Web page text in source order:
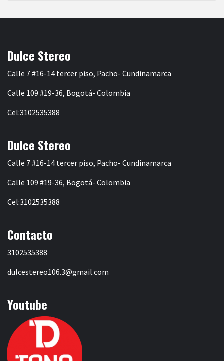
Dulce Stereo
Calle 7 #16-14 tercer piso, Pacho- Cundinamarca
Calle 109 #19-36, Bogotá- Colombia
Cel:3102535388
Dulce Stereo
Calle 7 #16-14 tercer piso, Pacho- Cundinamarca
Calle 109 #19-36, Bogotá- Colombia
Cel:3102535388
Contacto
3102535388
dulcestereo106.3@gmail.com
Youtube